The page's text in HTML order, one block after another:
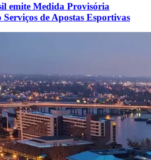
emite Medida Provisória
de Apostas Esportivas